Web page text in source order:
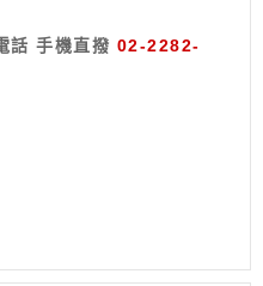
話 手機直撥 02-2282-